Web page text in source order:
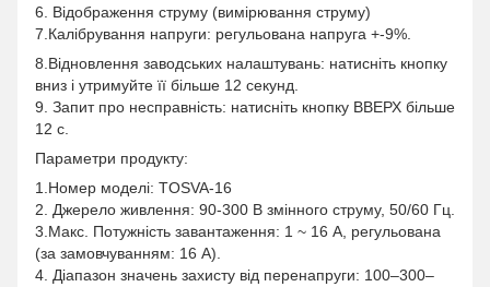
6. Відображення струму (вимірювання струму)
7.Калібрування напруги: регульована напруга +-9%.
8.Відновлення заводських налаштувань: натисніть кнопку
вниз і утримуйте її більше 12 секунд.
9. Запит про несправність: натисніть кнопку ВВЕРХ більше
12 с.
Параметри продукту:
1.Номер моделі: TOSVA-16
2. Джерело живлення: 90-300 В змінного струму, 50/60 Гц.
3.Макс. Потужність завантаження: 1 ~ 16 А, регульована
(за замовчуванням: 16 А).
4. Діапазон значень захисту від перенапруги: 100–300–